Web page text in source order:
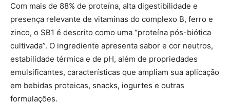
Com mais de 88% de proteína, alta digestibilidade e
presença relevante de vitaminas do complexo B, ferro e
zinco, o SB1 é descrito como uma “proteína pós-biótica
cultivada”. O ingrediente apresenta sabor e cor neutros,
estabilidade térmica e de pH, além de propriedades
emulsificantes, características que ampliam sua aplicação
em bebidas proteicas, snacks, iogurtes e outras
formulações.